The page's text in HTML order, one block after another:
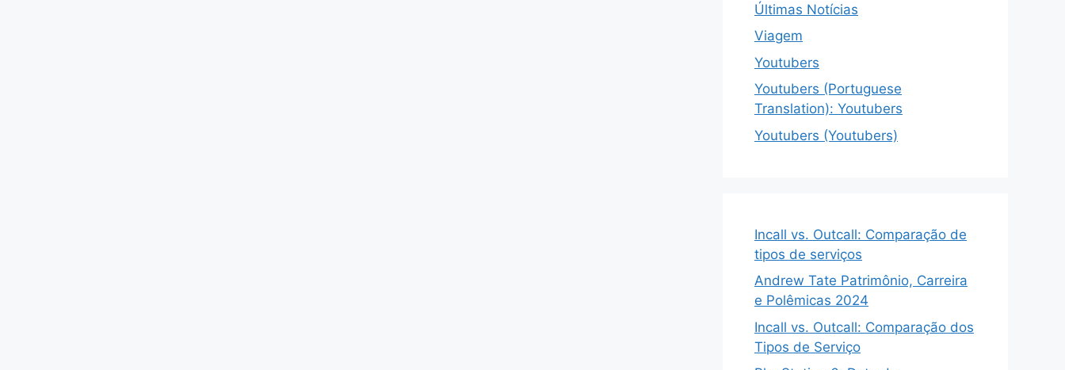
Últimas Notícias
Viagem
Youtubers
Youtubers (Portuguese
Translation): Youtubers
Youtubers (Youtubers)
Incall vs. Outcall: Comparação de
tipos de serviços
Andrew Tate Patrimônio, Carreira
e Polêmicas 2024
Incall vs. Outcall: Comparação dos
Tipos de Serviço